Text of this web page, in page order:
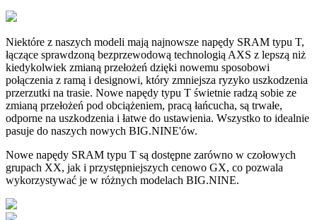
Niektóre z naszych modeli mają najnowsze napędy SRAM typu T,
łączące sprawdzoną bezprzewodową technologią AXS z lepszą niż
kiedykolwiek zmianą przełożeń dzięki nowemu sposobowi
połączenia z ramą i designowi, który zmniejsza ryzyko uszkodzenia
przerzutki na trasie. Nowe napędy typu T świetnie radzą sobie ze
zmianą przełożeń pod obciążeniem, pracą łańcucha, są trwałe,
odporne na uszkodzenia i łatwe do ustawienia. Wszystko to idealnie
pasuje do naszych nowych BIG.NINE'ów.
Nowe napędy SRAM typu T są dostępne zarówno w czołowych
grupach XX, jak i przystępniejszych cenowo GX, co pozwala
wykorzystywać je w różnych modelach BIG.NINE.